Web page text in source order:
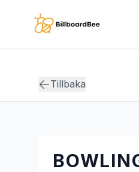
Tillbaka